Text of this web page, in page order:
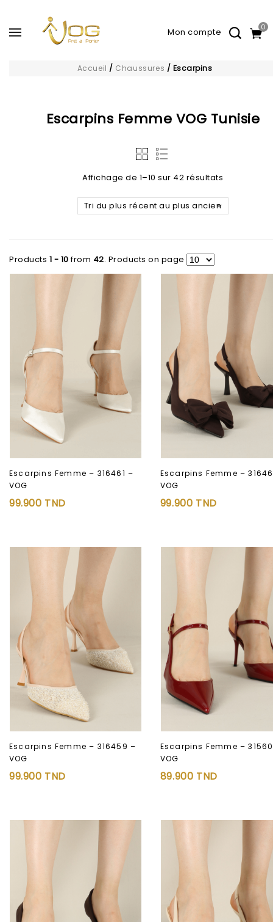
0
Accueil / Chaussures / Escarpins
Escarpins Femme VOG Tunisie
Affichage de 1–10 sur 42 résultats
Tri du plus récent au plus ancien
Products 1 - 10from 42. Products on page
Escarpins Femme – 316461 –
VOG
99.900 TND
Escarpins Femme –
VOG
99.900 TND
Escarpins Femme – 316459 –
VOG
99.900 TND
Escarpins Femme –
VOG
89.900 TND